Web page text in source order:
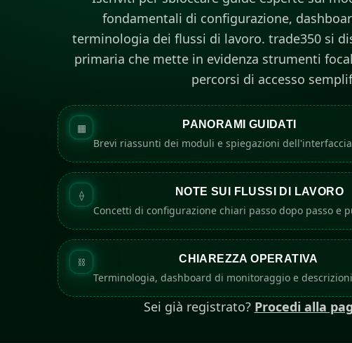
fondamentali di configurazione,
terminologia dei flussi di lavoro. trade350 si
primaria che mette in evidenza strumenti
percorsi di accesso
▦ PANORAMI GUIDATI
Brevi riassunti dei moduli e spiegazioni
⟠ NOTE SUI FLUSSI DI LAVORO
Concetti di configurazione chiari passo dopo passo e
⛓ CHIAREZZA OPERATIVA
Terminologia, dashboard di monitoraggio e
Sei già registrato? Procedi alla